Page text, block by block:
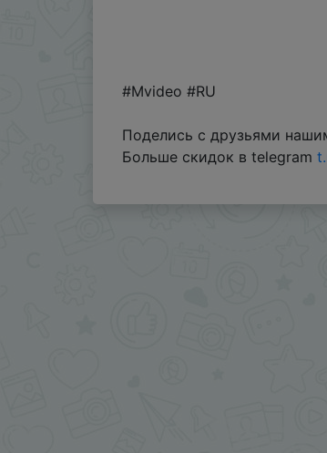
#Mvideo #RU
Поделись с друзьями
Больше скидок в telegram